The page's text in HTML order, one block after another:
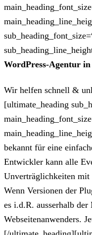
WordPress-Agentur
Wir helfen schnell &
[ultimate_heading
bekannt für eine
Entwickler kann alle
Unverträglichkeiten mit
Wenn Versionen der
es i.d.R. ausserhalb
Webseitenanwenders.